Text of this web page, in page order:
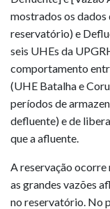
mostrados os dados
reservatório) e
seis UHEs da
comportamento
(UHE Batalha e
períodos de
defluente) e de
que a afluente.
A reservação
as grandes vazões
no reservatório. No